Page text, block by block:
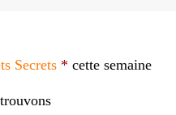
Secrets * cette semaine